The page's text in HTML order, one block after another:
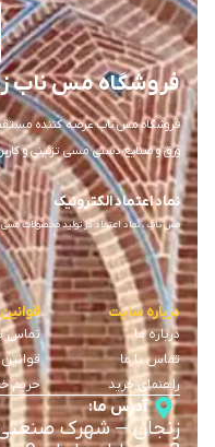
فروشگاه مس ناب
فروشگاه مس ناب عرضه کننده
ورق و صنایع دستی مسی تزئینی و
نماد اعتماد الکترونیک
مس ناب ، نماد اعتماد در تولید محصولات مسی
درباره سایت
درباره ما
تماس با ما
راهنمای خرید
تماس
حریم
آدرس ما:
زنجان–شهرک